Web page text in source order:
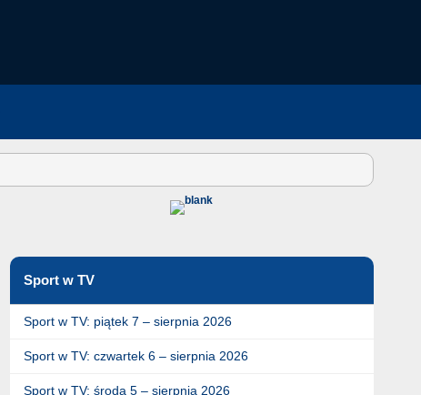
Sport w TV
Sport w TV: piątek 7 – sierpnia 2026
Sport w TV: czwartek 6 – sierpnia 2026
Sport w TV: środa 5 – sierpnia 2026